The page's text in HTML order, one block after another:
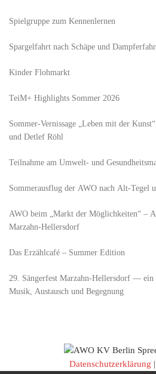
Spielgruppe zum Kennenlernen
Spargelfahrt nach Schäpe und
Kinder Flohmarkt
TeiM+ Highlights Sommer 2026
Sommer-Vernissage „Leben mit der
und Detlef Röhl
Teilnahme am Umwelt- und
Sommerausflug der AWO nach Alt‑Tegel
AWO beim „Markt der Möglichkeiten“ –
Marzahn-Hellersdorf
Das Erzählcafé – Summer Edition
29. Sängerfest Marzahn-Hellersdorf —
Musik, Austausch und Begegnung
Datenschutzerklärung |